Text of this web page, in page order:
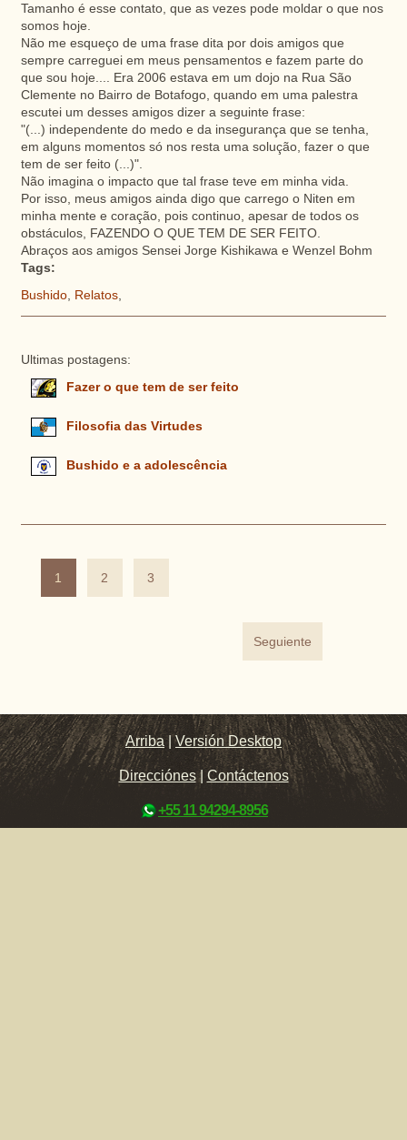
Tamanho é esse contato, que as vezes pode moldar o que nos
somos hoje.
Não me esqueço de uma frase dita por dois amigos que
sempre carreguei em meus pensamentos e fazem parte do
que sou hoje.... Era 2006 estava em um dojona Rua São
Clemente no Bairro de Botafogo, quando em uma palestra
escutei um desses amigos dizer a seguinte frase:
"(...) independente do medo e da insegurança que se tenha,
em alguns momentos só nos resta uma solução, fazer o que
tem de ser feito (...)".
Não imagina o impacto que tal frase teve em minha vida.
Por isso, meus amigos ainda digo que carrego o Niten em
minha mente e coração, pois continuo, apesar de todos os
obstáculos, FAZENDO O QUE TEM DE SER FEITO.
Abraços aos amigos Sensei Jorge Kishikawa e Wenzel Bohm
Tags:
Bushido, Relatos,
Ultimas postagens:
Fazer o que tem de ser feito
Filosofia das Virtudes
Bushido e a adolescência
1 2 3
Seguiente
Arriba |Versión Desktop
Direcciónes| Contáctenos
+55 11 94294-8956